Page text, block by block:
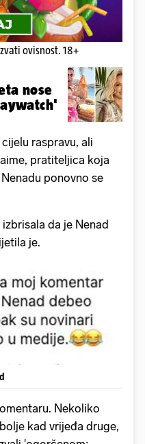
ovisnost. 18+
nose
raspravu, ali
pratiteljica koja
ponovno se
da je Nenad
je.
Nekoliko
kad vrijeđa druge,